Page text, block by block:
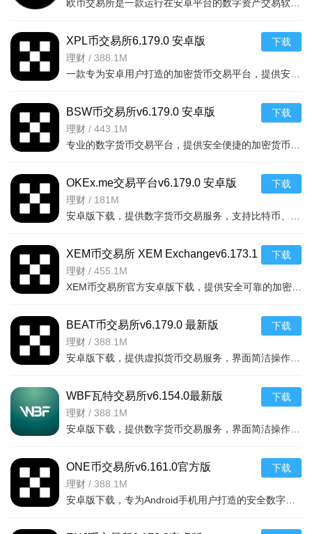
软件内容
全品类音频资源库：涵盖有声书、相声评书、新闻资讯三大
条音频覆盖101个品类。
分人群专属内容：针对儿童推出《小猪佩奇》《小亮老师的
博物课》等启蒙内容，设儿童模式守护成长；为知识需求用户提
供罗振宇、马东等名师课程，覆盖职场技能、语言学习；为休闲
用户准备《三体》广播剧、《听说你喜欢我》小甜剧等优质有声
剧，适配多元兴趣。
家头部机构合作，独家上线《中国通史大师课》《莫言长篇精选
有声剧》等内容；联合央视新闻、芒果TV等打造专属节目，保障
XPL币交易所6.179.0 安卓版
理财 / 388.1M
下载
BSW币交易所v6.179.0 安卓版
理财 / 443.1M
下载
OKEx.me交易平台v6.179.0 安卓版
理财 / 181M
下载
XEM币交易所 XEM Exchangev6.173.1
官方版
理财 / 455.1M
下载
BEAT币交易所v6.179.0 最新版
理财 / 388.1M
下载
WBF瓦特交易所v6.154.0最新版
理财 / 388.1M
下载
ONE币交易所v6.161.0官方版
理财 / 388.1M
下载